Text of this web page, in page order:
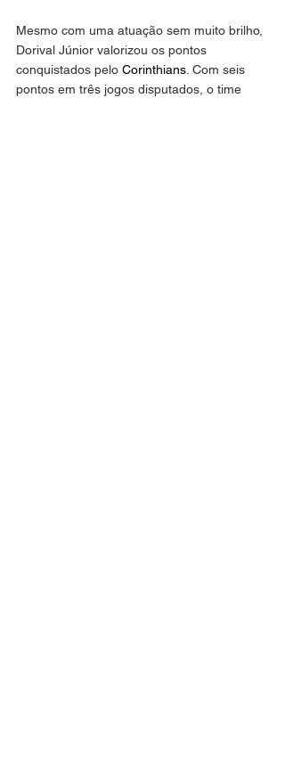
Mesmo com uma atuação sem muito brilho,
Dorival Júnior valorizou os pontos
conquistados pelo Corinthians. Com seis
pontos em três jogos disputados, o time